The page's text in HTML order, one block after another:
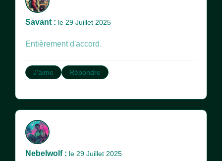
Savant : le 29 Juillet 2025
Entièrement d'accord.
J'aime Répondre
Nebelwolf : le 29 Juillet 2025